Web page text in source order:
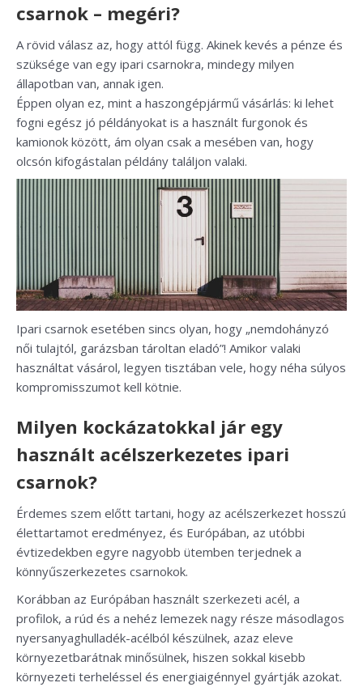
csarnok – megéri?
A rövid válasz az, hogy attól függ. Akinek kevés a pénze és
szüksége van egy ipari csarnokra, mindegy milyen
állapotban van, annak igen.
Éppen olyan ez, mint a haszongépjármű vásárlás: ki lehet
fogni egész jó példányokat is a használt furgonok és
kamionok között, ám olyan csak a mesében van, hogy
olcsón kifogástalan példány találjon valaki.
Ipari csarnok esetében sincs olyan, hogy „nemdohányzó
női tulajtól, garázsban tároltan eladó”! Amikor valaki
használtat vásárol, legyen tisztában vele, hogy néha súlyos
kompromisszumot kell kötnie.
Milyen kockázatokkal jár egy
használt acélszerkezetes ipari
csarnok?
Érdemes szem előtt tartani, hogy az acélszerkezet hosszú
élettartamot eredményez, és Európában, az utóbbi
évtizedekben egyre nagyobb ütemben terjednek a
könnyűszerkezetes csarnokok.
Korábban az Európában használt szerkezeti acél, a
profilok, a rúd és a nehéz lemezek nagy része másodlagos
nyersanyaghulladék-acélból készülnek, azaz eleve
környezetbarátnak minősülnek, hiszen sokkal kisebb
környezeti terheléssel és energiaigénnyel gyártják azokat.